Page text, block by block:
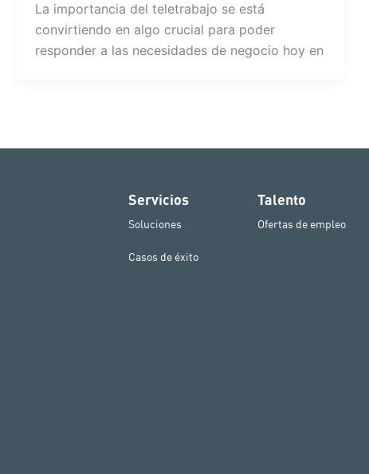
La importancia del teletrabajo se está
convirtiendo en algo crucial para poder
responder a las necesidades de negocio hoy en
Servicios
Soluciones
Casos de éxito
Talento
Ofertas de empleo